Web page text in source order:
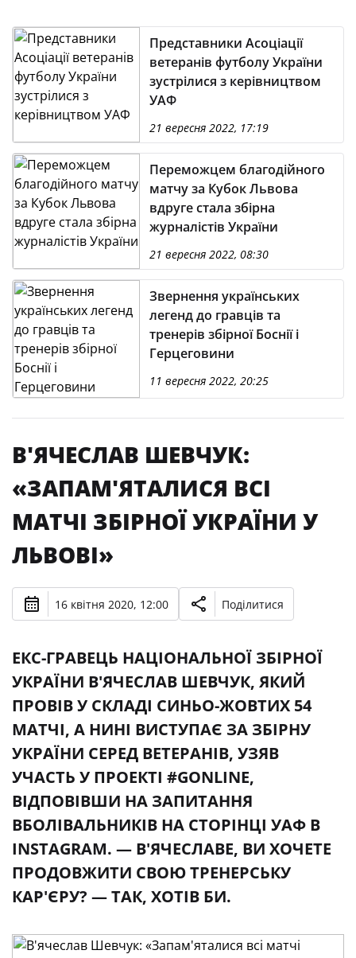
Представники Асоціації
ветеранів футболу України
зустрілися з керівництвом
УАФ
21 вересня 2022, 17:19
Переможцем благодійного
матчу за Кубок Львова
вдруге стала збірна
журналістів України
21 вересня 2022, 08:30
Звернення українських
легенд до гравців та
тренерів збірної Боснії і
Герцеговини
11 вересня 2022, 20:25
В'ЯЧЕСЛАВ ШЕВЧУК:
«ЗАПАМ'ЯТАЛИСЯ ВСІ
МАТЧІ ЗБІРНОЇ УКРАЇНИ У
ЛЬВОВІ»
16 квітня 2020, 12:00 Поділитися
ЕКС-ГРАВЕЦЬ НАЦІОНАЛЬНОЇ ЗБІРНОЇ
УКРАЇНИ В'ЯЧЕСЛАВ ШЕВЧУК, ЯКИЙ
ПРОВІВ У СКЛАДІ СИНЬО-ЖОВТИХ 54
МАТЧІ, А НИНІ ВИСТУПАЄ ЗА ЗБІРНУ
УКРАЇНИ СЕРЕД ВЕТЕРАНІВ, УЗЯВ
УЧАСТЬ У ПРОЕКТІ #GONLINE,
ВІДПОВІВШИ НА ЗАПИТАННЯ
ВБОЛІВАЛЬНИКІВ НА СТОРІНЦІ УАФ В
INSTAGRAM. — В'ЯЧЕСЛАВЕ, ВИ ХОЧЕТЕ
ПРОДОВЖИТИ СВОЮ ТРЕНЕРСЬКУ
КАР'ЄРУ? — ТАК, ХОТІВ БИ.